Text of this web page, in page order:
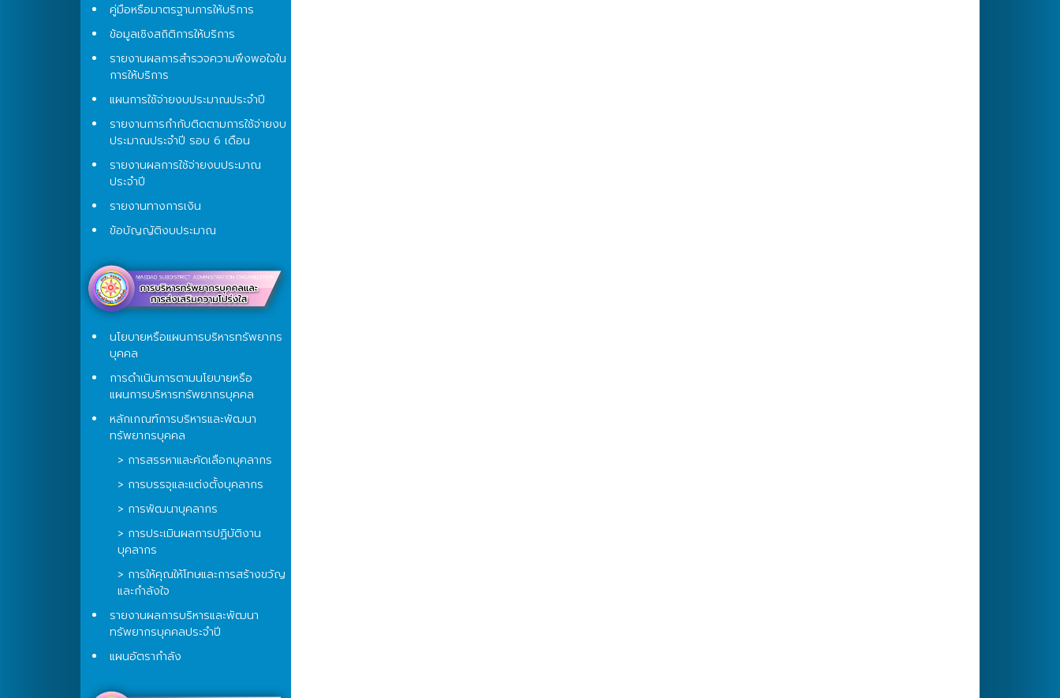
คู่มือหรือมาตรฐานการให้บริการ
ข้อมูลเชิงสถิติการให้บริการ
รายงานผลการสำรวจความพึงพอใจใน
การให้บริการ
แผนการใช้จ่ายงบประมาณประจำปี
รายงานการกำกับติดตามการใช้จ่ายงบ
ประมาณประจำปี รอบ 6 เดือน
รายงานผลการใช้จ่ายงบประมาณ
ประจำปี
รายงานทางการเงิน
ข้อบัญญัติงบประมาณ
นโยบายหรือแผนการบริหารทรัพยากร
บุคคล
การดำเนินการตามนโยบายหรือ
แผนการบริหารทรัพยากรบุคคล
หลักเกณฑ์การบริหารและพัฒนา
ทรัพยากรบุคคล
> การสรรหาและคัดเลือกบุคลากร
> การบรรจุและแต่งตั้งบุคลากร
> การพัฒนาบุคลากร
> การประเมินผลการปฏิบัติงาน
บุคลากร
> การให้คุณให้โทษและการสร้างขวัญ
และกำลังใจ
รายงานผลการบริหารและพัฒนา
ทรัพยากรบุคคลประจำปี
แผนอัตรากำลัง